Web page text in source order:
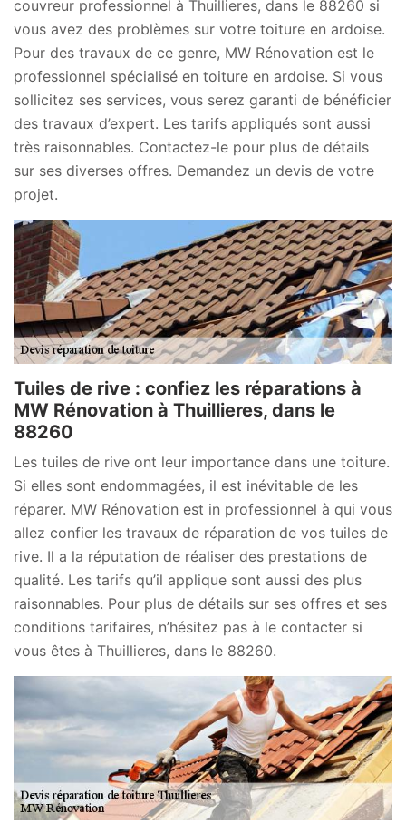
couvreur professionnel à Thuillieres, dans le 88260 si
vous avez des problèmes sur votre toiture en ardoise.
Pour des travaux de ce genre, MW Rénovation est le
professionnel spécialisé en toiture en ardoise. Si vous
sollicitez ses services, vous serez garanti de bénéficier
des travaux d’expert. Les tarifs appliqués sont aussi
très raisonnables. Contactez-le pour plus de détails
sur ses diverses offres. Demandez un devis de votre
projet.
Tuiles de rive : confiez les réparations à
MW Rénovation à Thuillieres, dans le
88260
Les tuiles de rive ont leur importance dans une toiture.
Si elles sont endommagées, il est inévitable de les
réparer. MW Rénovation est in professionnel à qui vous
allez confier les travaux de réparation de vos tuiles de
rive. Il a la réputation de réaliser des prestations de
qualité. Les tarifs qu’il applique sont aussi des plus
raisonnables. Pour plus de détails sur ses offres et ses
conditions tarifaires, n’hésitez pas à le contacter si
vous êtes à Thuillieres, dans le 88260.